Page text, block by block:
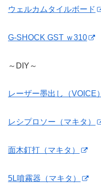
ウェルカムタイルボード
G-SHOCK GST ｗ310
～DIY～
レーザー墨出し（VOICE）
レシプロソー（マキタ）
面木釘打（マキタ）
5L噴霧器（マキタ）